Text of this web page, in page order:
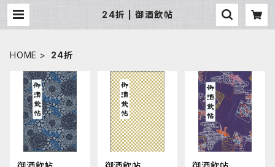
24折 | 御酒飲帖
HOME 24折